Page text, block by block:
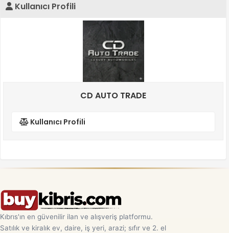
Kullanıcı Profili
CD AUTO TRADE
Kullanıcı Profili
Kıbrıs'ın en güvenilir ilan ve alışveriş platformu.
Satılık ve kiralık ev, daire, iş yeri, arazi; sıfır ve 2. el